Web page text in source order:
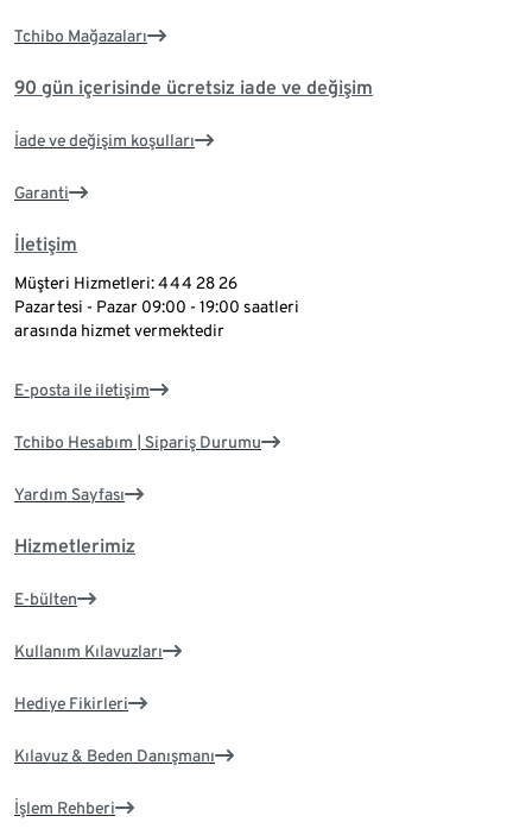
Tchibo Mağazaları
90 gün içerisinde ücretsiz iade ve değişim
İade ve değişim koşulları
Garanti
İletişim
Müşteri Hizmetleri: 444 28 26
Pazartesi - Pazar 09:00 - 19:00 saatleri
arasında hizmet vermektedir
E-posta ile iletişim
Tchibo Hesabım | Sipariş Durumu
Yardım Sayfası
Hizmetlerimiz
E-bülten
Kullanım Kılavuzları
Hediye Fikirleri
Kılavuz & Beden Danışmanı
İşlem Rehberi